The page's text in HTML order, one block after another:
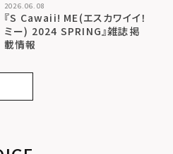
2026.06.08
『S Cawaii! ME(エスカワイイ！
ミー) 2024 SPRING』雑誌掲
載情報